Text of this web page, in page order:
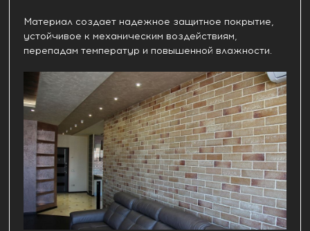
Материал создает надежное защитное покрытие,
устойчивое к механическим воздействиям,
перепадам температур и повышенной влажности.